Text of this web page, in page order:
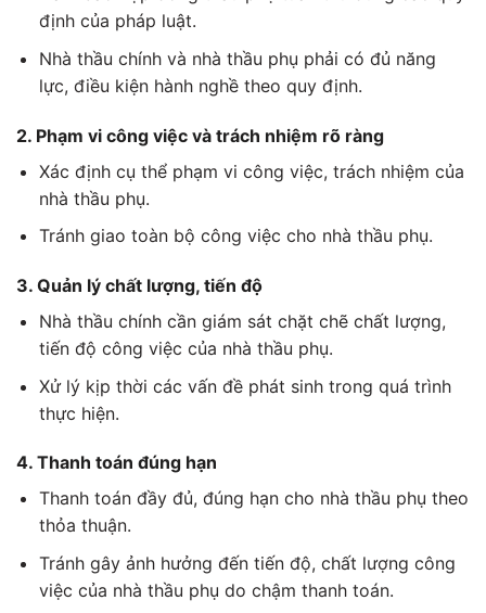
định của pháp luật.
Nhà thầu chính và nhà thầu phụ phải có đủ năng
lực, điều kiện hành nghề theo quy định.
2. Phạm vi công việc và trách nhiệm rõ ràng
Xác định cụ thể phạm vi công việc, trách nhiệm của
nhà thầu phụ.
Tránh giao toàn bộ công việc cho nhà thầu phụ.
3. Quản lý chất lượng, tiến độ
Nhà thầu chính cần giám sát chặt chẽ chất lượng,
tiến độ công việc của nhà thầu phụ.
Xử lý kịp thời các vấn đề phát sinh trong quá trình
thực hiện.
4. Thanh toán đúng hạn
Thanh toán đầy đủ, đúng hạn cho nhà thầu phụ theo
thỏa thuận.
Tránh gây ảnh hưởng đến tiến độ, chất lượng công
việc của nhà thầu phụ do chậm thanh toán.